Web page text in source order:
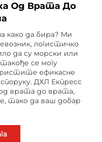
Од Врата До
како да бира? Ми
логистичко
да су морски или
се могу
ефикасне
ДХЛ Екпресс
врата до врата,
тако да ваш добар